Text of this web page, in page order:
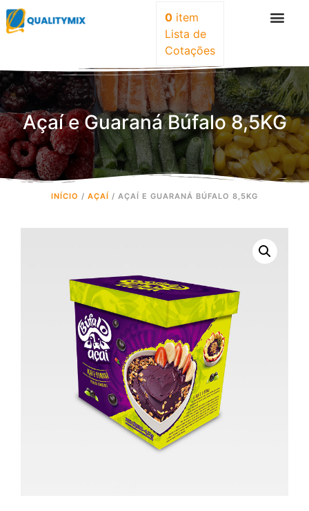
0 item
Lista de
Cotações
Açaí e Guaraná Búfalo 8,5KG
INÍCIO / AÇAÍ / AÇAÍ E GUARANÁ BÚFALO 8,5KG